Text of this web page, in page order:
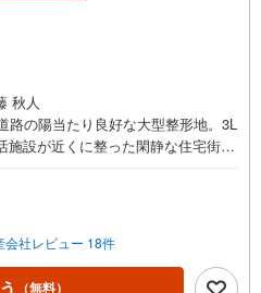
秋人
路の陽当たり良好な大型整形地。3L
施設が近くに整った閑静な住宅街。
静な住宅街。 ・・・地域密着昭和
に創業44年、地域密着の不動産会
買換えには、不安がつきもの。 物
もちろん地域密着だからこその情
軽にご相談、ご来
会社レビュー 18件
（無料）